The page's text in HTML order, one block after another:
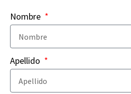
Nombre
Apellido